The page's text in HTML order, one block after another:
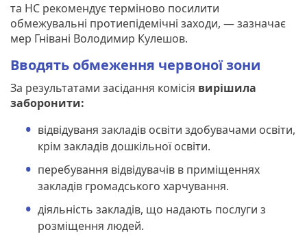
та НС рекомендує терміново посилити
обмежувальні протиепідемічні заходи, — зазначає
мер Гнівані Володимир Кулешов.
Вводять обмеження червоної зони
За результатами засідання комісія вирішила
заборонити:
відвідуваня закладів освіти здобувачами освіти,
крім закладів дошкільної освіти.
перебування відвідувачів в приміщеннях
закладів громадського харчування.
діяльність закладів, що надають послуги з
розміщення людей.